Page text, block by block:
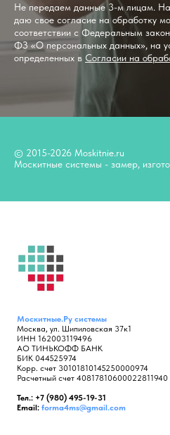
Не передаем данные 3-м лицам.
даю свое согласие на обработку
соответствии с Федеральным
ФЗ «О персональных данных», на
определенных в Согласии на
© 2015-2026 Moskitnie.ru
Москитные системы - замер,
Москитные.Ру системы
Москва, ул. Шипиловская 37к1
ИНН 162003119496
АО ТИНЬКОФФ БАНК
БИК 044525974
Корр. счет 30101810145250000974
Расчетный счет 40817810600022811940
Тел.: +7 (980) 495-19-31
Email: forma4ms@gmail.com